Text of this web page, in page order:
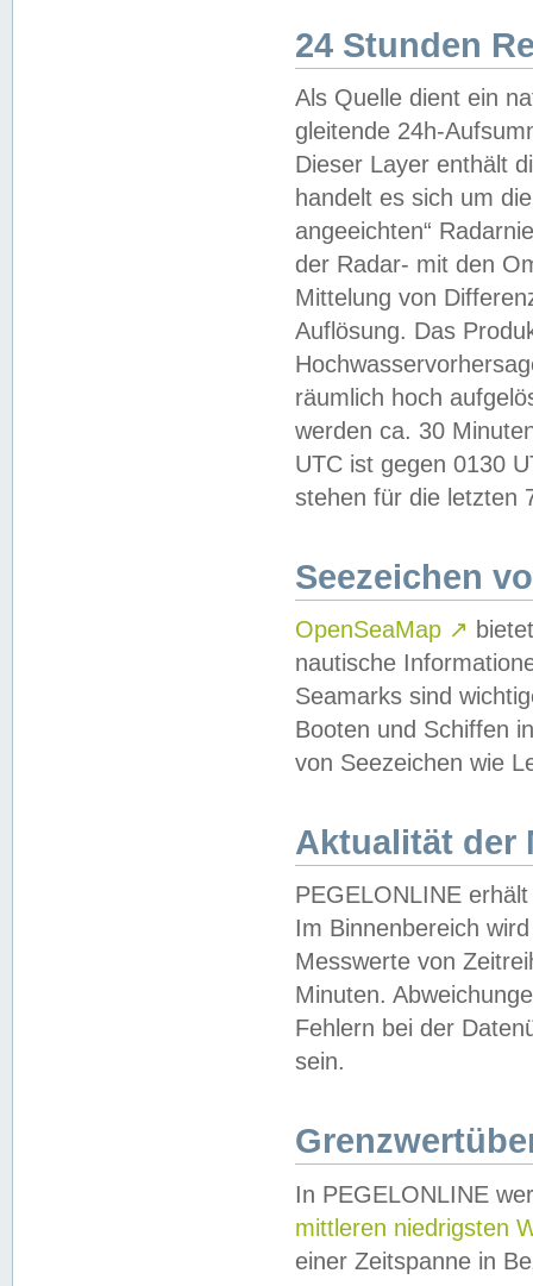
24 Stunden
Als Quelle dient ein
gleitende 24h-
Dieser Layer enthält
handelt es sich um
angeeichten“
der Radar- mit den
Mittelung von
Auflösung. Das
räumlich hoch
werden ca. 30
UTC ist gegen 0130
stehen für die letzten
Seezeichen
OpenSeaMap ↗
nautische
Seamarks sind
Booten und Schiffen
von Seezeichen wie
Aktualität der
PEGELONLINE
Im Binnenbereich
Messwerte von
Minuten.
Fehlern bei der
sein.
In PEGELONLINE
mittleren niedrigsten
einer Zeitspanne in